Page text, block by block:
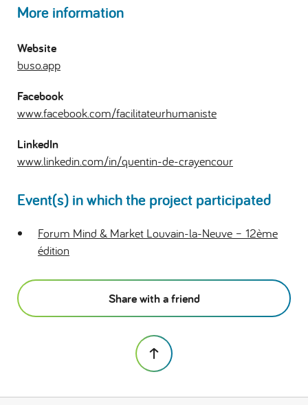
More information
Website
buso.app
Facebook
www.facebook.com/facilitateurhumaniste
LinkedIn
www.linkedin.com/in/quentin-de-crayencour
Event(s) in which the project participated
Forum Mind & Market Louvain-la-Neuve – 12ème
édition
Share with a friend